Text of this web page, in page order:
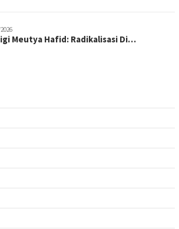
Meutya Hafid: Radikalisasi Di…